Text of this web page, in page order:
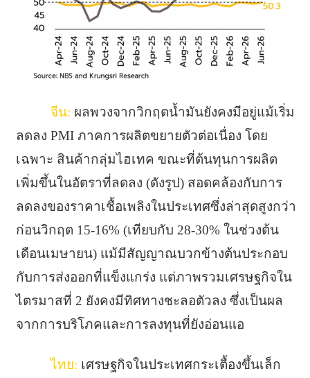
จีน: ผลพวงจากวิกฤตน้ำมันยังคงมีอยู่แม้เริ่ม
ลดลง PMI ภาคการผลิตขยายตัวต่อเนื่อง โดย
เฉพาะ สินค้ากลุ่มไฮเทค ขณะที่ต้นทุนการผลิต
เพิ่มขึ้นในอัตราที่ลดลง (ดังรูป) สอดคล้องกับการ
ลดลงของราคาเชื้อเพลิงในประเทศซึ่งล่าสุดสูงกว่า
ก่อนวิกฤต 15-16% (เทียบกับ 28-30% ในช่วงต้น
เดือนเมษายน) แม้มีสัญญาณบวกข้างต้นประกอบ
กับการส่งออกที่แข็งแกร่ง แต่ภาพรวมเศรษฐกิจใน
ไตรมาสที่ 2 ยังคงมีทิศทางชะลอตัวลง ซึ่งเป็นผล
จากการบริโภคและการลงทุนที่ยังอ่อนแอ
ไทย: เศรษฐกิจในประเทศกระเตื้องขึ้นเล็ก